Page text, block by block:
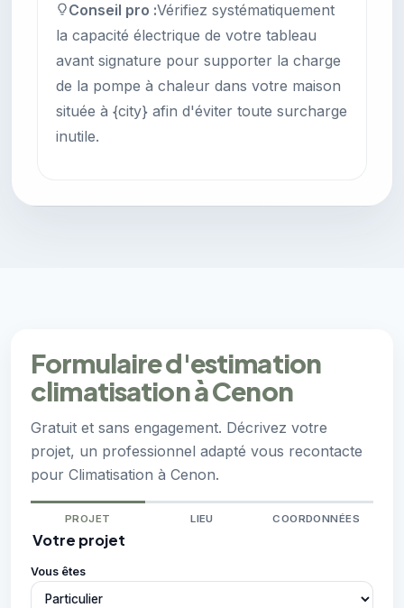
Conseil pro :Vérifiez systématiquement
la capacité électrique de votre tableau
avant signature pour supporter la charge
de la pompe à chaleur dans votre maison
située à {city} afin d'éviter toute surcharge
inutile.
Formulaire d'estimation
climatisation à Cenon
Gratuit et sans engagement. Décrivez votre
projet, un professionnel adapté vous recontacte
pour Climatisation à Cenon.
PROJET LIEU COORDONNÉES
Votre projet
Vous êtes